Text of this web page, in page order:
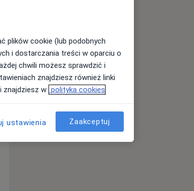
plików cookie (lub podobnych
i dostarczania treści w oparciu o
chwili możesz sprawdzić i
znajdziesz również linki
znajdziesz w polityka cookies
ustawienia Zaakceptuj